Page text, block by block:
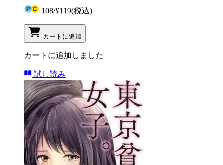
108/¥119(税込)
カートに追加
カートに追加しました
試し読み